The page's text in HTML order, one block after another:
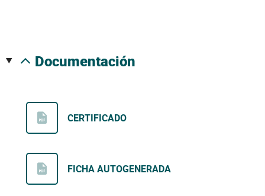
documentación
CERTIFICADO
FICHA AUTOGENERADA